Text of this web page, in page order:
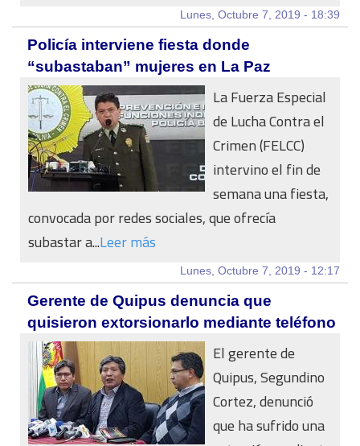
Lunes, Octubre 7, 2019 - 18:39
Policía interviene fiesta donde
“subastaban” mujeres en La Paz
La Fuerza Especial
de Lucha Contra el
Crimen (FELCC)
intervino el fin de
semana una fiesta,
convocada por redes sociales, que ofrecía
subastar a...Leer más
Lunes, Octubre 7, 2019 - 12:17
Gerente de Quipus denuncia que
quisieron extorsionarlo mediante teléfono
El gerente de
Quipus, Segundino
Cortez, denunció
que ha sufrido una